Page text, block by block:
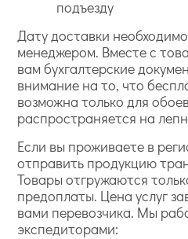
легкий вес карнизов
специальный клеевой
анкерного крепежа и
конструкций. Карнизы
архитектурной
надежности, которое
требуя сложного ухода и
подъезду
Дату доставки
менеджером. Вместе с
вам бухгалтерские
внимание на то, что
возможна только для
распространяется на
Если вы проживаете в
отправить продукцию
Товары отгружаются
предоплаты. Цена услуг
вами перевозчика. Мы
экспедиторами: